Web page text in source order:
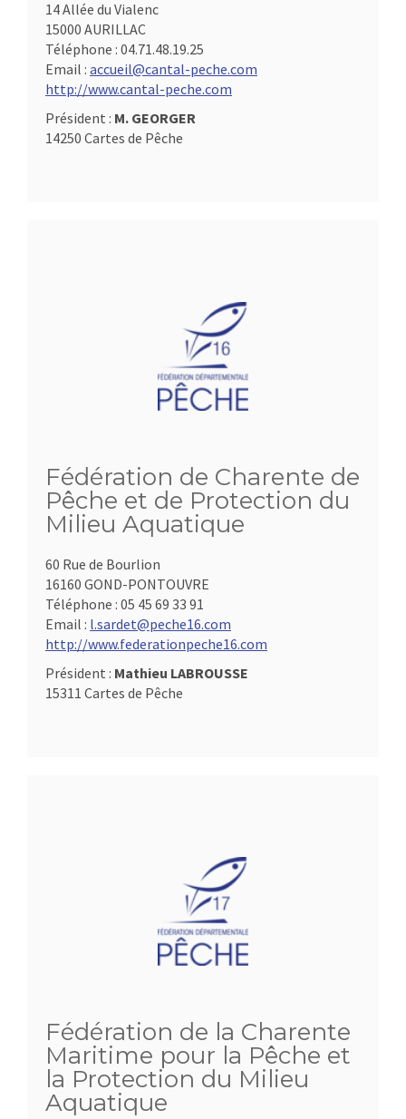
14 Allée du Vialenc
15000 AURILLAC
Téléphone : 04.71.48.19.25
Email : accueil@cantal-peche.com
http://www.cantal-peche.com
Président : M. GEORGER
14250 Cartes de Pêche
Fédération de Charente de
Pêche et de Protection du
Milieu Aquatique
60 Rue de Bourlion
16160 GOND-PONTOUVRE
Téléphone : 05 45 69 33 91
Email : l.sardet@peche16.com
http://www.federationpeche16.com
Président : Mathieu LABROUSSE
15311 Cartes de Pêche
Fédération de la Charente
Maritime pour la Pêche et
la Protection du Milieu
Aquatique